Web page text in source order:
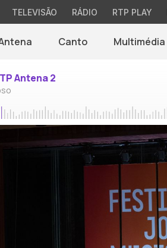
TELEVISÃO RÁDIO RTP PLAY
Canto Multimédia
Antena 2